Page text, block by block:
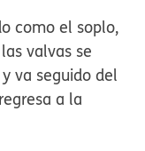
como el soplo,
valvas se
va seguido del
a la